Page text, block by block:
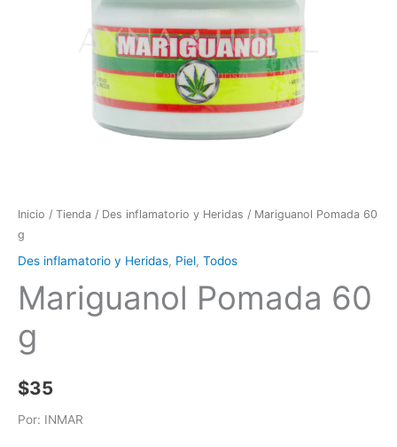
Inicio / Tienda / Des inflamatorio y Heridas / Mariguanol Pomada 60
g
Des inflamatorio y Heridas, Piel, Todos
Mariguanol Pomada 60
g
$35
Por: INMAR